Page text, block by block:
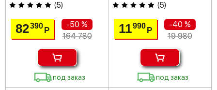
(5)
82390Р
-50 %
164 780
под заказ
(5)
11990 Р
-40 %
19 980
под заказ